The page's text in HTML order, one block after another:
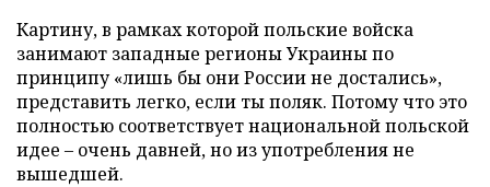
Картину, в рамках которой польские войска
занимают западные регионы Украины по
принципу «лишь бы они России не достались»,
представить легко, если ты поляк. Потому что это
полностью соответствует национальной польской
идее – очень давней, но из употребления не
вышедшей.